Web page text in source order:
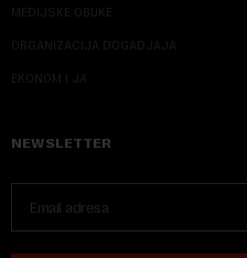
MEDIJSKE OBUKE
ORGANIZACIJA DOGADJAJA
EKONOM I JA
NEWSLETTER